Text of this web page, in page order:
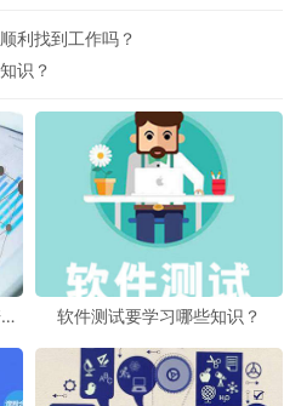
利找到工作吗？
识？
软件测试要学习哪些知识？